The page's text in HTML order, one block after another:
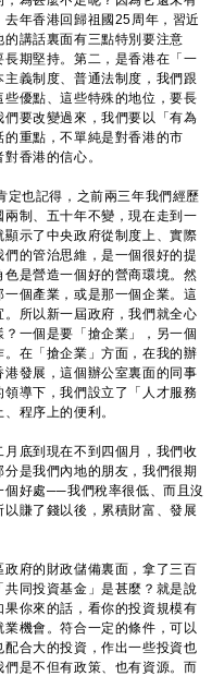
年香港回歸祖國25周年，習近
講話裏面有三點特別要注意
期堅持。第二，是香港在「一
義制度、普通法制度，我們跟
優點、這些特殊的地位，要長
要改變過來，我們要以「有為
重點，不單純是對香港的市
香港的信心。
也記得，之前兩三年我們經歷
制、五十年不變，現在走到一
示了中央政府從制度上、實際
的管治思維，是一個很好的提
是營造一個好的營商環境。然
個產業，或是那一個企業。這
所以新一屆政府，我們就全心
一個是要「搶企業」，另一個
在「搶企業」方面，在我的辦
發展，這個辦公室裏面的同事
導下，我們設立了「人才服務
程序上的便利。
底到現在不到四個月，我們收
是我們內地的朋友，我們很期
個好處──我們稅率很低、而且沒
賺了錢以後，累積財富、發展
府的財政儲備裏面，拿了三百
同投資基金」是甚麼？就是說
你來的話，看你的投資規模有
機會。符合一定的條件，可以
合大的投資，作出一些投資也
是不但有政策、也有資源。而